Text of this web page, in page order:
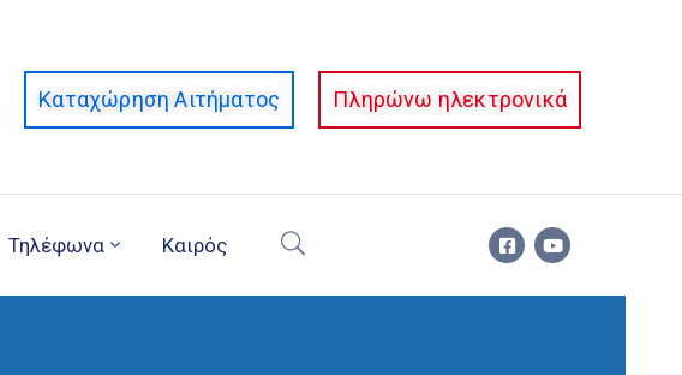
Καταχώρηση Αιτήματος Πληρώνω ηλεκτρονικά
Τηλέφωνα Καιρός